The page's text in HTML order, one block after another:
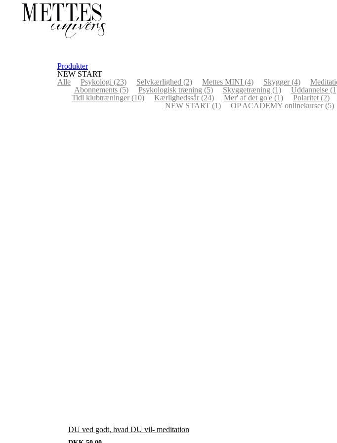
Produkter
NEW START
Alle
Psykologi (23) Selvkærlighed (2) Mettes MINI (4) Skygger(4)
Abonnements (5) Psykologisk træning (5) Skyggetræning (1) Uddannelse
Tidl klubtræninger(10) Kærlighedssår(24) Mer' af det go'e (1) Polaritet (2)
NEW START (1) OP ACADEMY onlinekurser(5)
DU ved godt, hvad DU vil- meditation